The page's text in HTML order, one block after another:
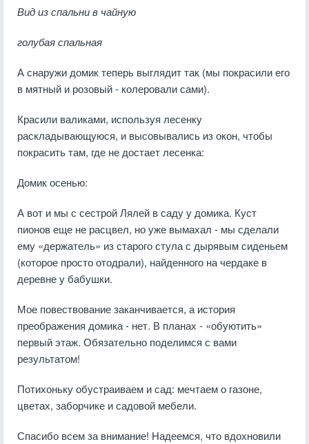
Вид из спальни в чайную
голубая спальная
А снаружи домик теперь выглядит так (мы покрасили его
в мятный и розовый - колеровали сами).
Красили валиками, используя лесенку
раскладывающуюся, и высовывались из окон, чтобы
покрасить там, где не достает лесенка:
Домик осенью:
А вот и мы с сестрой Лялей в саду у домика. Куст
пионов еще не расцвел, но уже вымахал - мы сделали
ему «держатель» из старого стула с дырявым сиденьем
(которое просто отодрали), найденного на чердаке в
деревне у бабушки.
Мое повествование заканчивается, а история
преображения домика - нет. В планах - «обуютить»
первый этаж. Обязательно поделимся с вами
результатом!
Потихоньку обустраиваем и сад: мечтаем о газоне,
цветах, заборчике и садовой мебели.
Спасибо всем за внимание! Надеемся, что вдохновили